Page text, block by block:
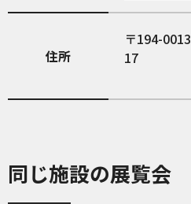
住所
194-0013
17
同じ施設の展覧会